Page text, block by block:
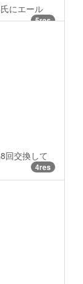
にエール
5res
回交換して
4res